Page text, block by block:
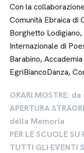
Con la
Comunità Ebraica di
Borghetto
Internazionale di
Barabino,
EgriBiancoDanza,
ORARI MOSTRE:
APERTURA
della Memoria
PER LE SCUOLE
TUTTI GLI EVENTI